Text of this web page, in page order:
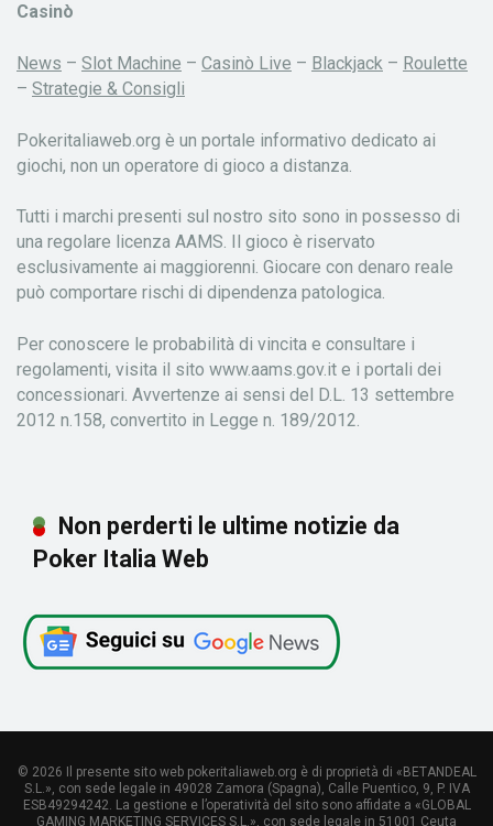
Casinò
News – Slot Machine – Casinò Live – Blackjack – Roulette
– Strategie & Consigli
Pokeritaliaweb.org è un portale informativo dedicato ai
giochi, non un operatore di gioco a distanza.
Tutti i marchi presenti sul nostro sito sono in possesso di
una regolare licenza AAMS. Il gioco è riservato
esclusivamente ai maggiorenni. Giocare con denaro reale
può comportare rischi di dipendenza patologica.
Per conoscere le probabilità di vincita e consultare i
regolamenti, visita il sito www.aams.gov.it e i portali dei
concessionari. Avvertenze ai sensi del D.L. 13 settembre
2012 n.158, convertito in Legge n. 189/2012.
Non perderti le ultime notizie da
Poker Italia Web
© 2026 Il presente sito web pokeritaliaweb.org è di proprietà di «BETANDEAL
S.L.», con sede legale in 49028 Zamora (Spagna), Calle Puentico, 9, P. IVA
ESB49294242. La gestione e l’operatività del sito sono affidate a «GLOBAL
GAMING MARKETING SERVICES S.L.», con sede legale in 51001 Ceuta